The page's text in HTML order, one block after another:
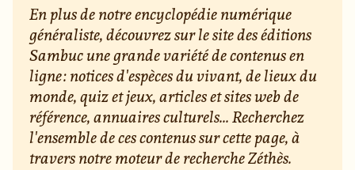
En plus de notre encyclopédie numérique
généraliste, découvrez sur le site des éditions
Sambuc une grande variété de contenus en
ligne : notices d'espèces du vivant, de lieux du
monde, quiz et jeux, articles et sites web de
référence, annuaires culturels... Recherchez
l'ensemble de ces contenus sur cette page, à
travers notre moteur de recherche Zéthès.